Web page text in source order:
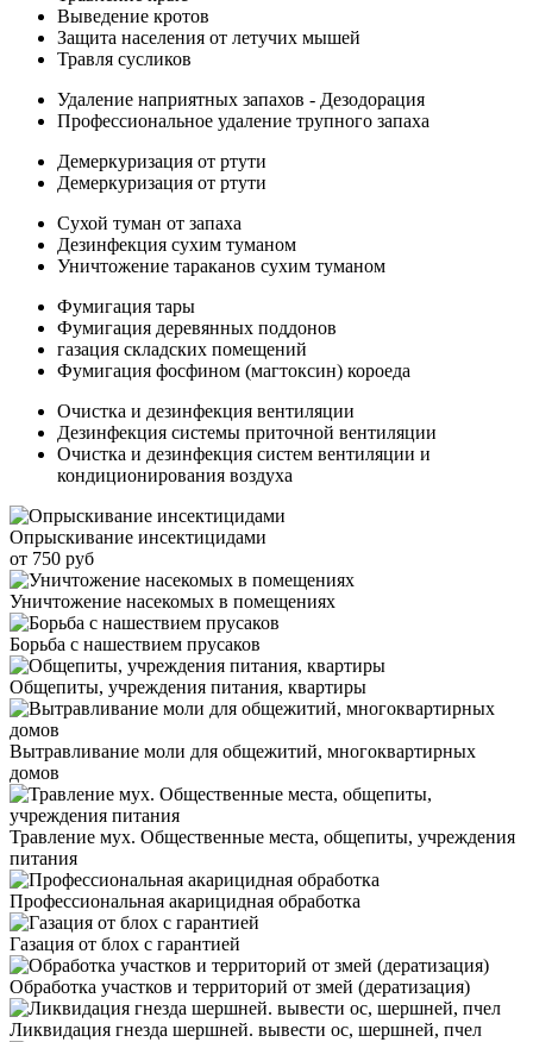
Выведение кротов
Защита населения от летучих мышей
Травля сусликов
Удаление наприятных запахов - Дезодорация
Профессиональное удаление трупного запаха
Демеркуризация от ртути
Демеркуризация от ртути
Сухой туман от запаха
Дезинфекция сухим туманом
Уничтожение тараканов сухим туманом
Фумигация тары
Фумигация деревянных поддонов
газация складских помещений
Фумигация фосфином (магтоксин) короеда
Очистка и дезинфекция вентиляции
Дезинфекция системы приточной вентиляции
Очистка и дезинфекция систем вентиляции и
кондиционирования воздуха
Опрыскивание инсектицидами
от 750 руб
Уничтожение насекомых в помещениях
Борьба с нашествием прусаков
Общепиты, учреждения питания, квартиры
Вытравливание моли для общежитий, многоквартирных
домов
Травление мух. Общественные места, общепиты, учреждения
питания
Профессиональная акарицидная обработка
Газация от блох с гарантией
Обработка участков и территорий от змей (дератизация)
Ликвидация гнезда шершней. вывести ос, шершней, пчел